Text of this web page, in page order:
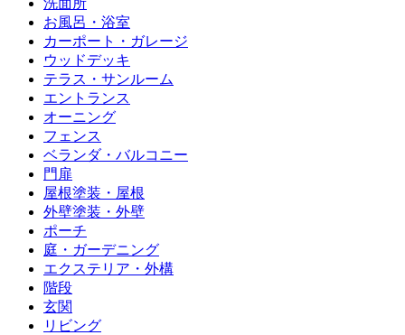
お風呂・浴室
カーポート・ガレージ
ウッドデッキ
テラス・サンルーム
エントランス
オーニング
フェンス
ベランダ・バルコニー
門扉
屋根塗装・屋根
外壁塗装・外壁
ポーチ
庭・ガーデニング
エクステリア・外構
階段
玄関
リビング